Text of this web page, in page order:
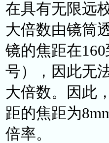
在具有无限远
大倍数由镜筒
镜的焦距在
号），因此无
大倍数。因此
距的焦距为
倍率。